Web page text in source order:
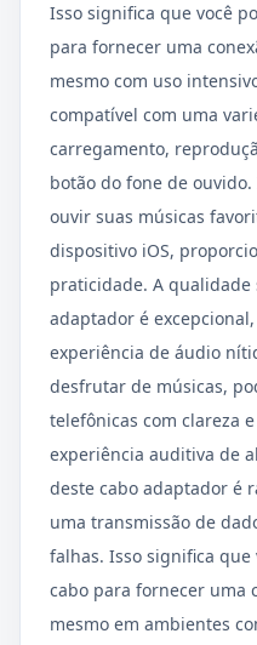
Isso significa que você
para fornecer uma
mesmo com uso
compatível com uma
carregamento,
botão do fone de
ouvir suas músicas
dispositivo iOS,
praticidade. A qualidade
adaptador é
experiência de áudio
desfrutar de músicas,
telefônicas com clareza
experiência auditiva de
deste cabo adaptador é
uma transmissão de
falhas. Isso significa que
cabo para fornecer uma
mesmo em ambientes